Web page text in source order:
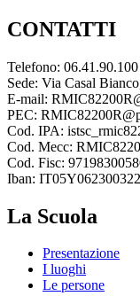
CONTATTI
Telefono: 06.41.90.100
Sede: Via Casal
E-mail:
PEC:
Cod. IPA:
Cod. Mecc:
Cod. Fisc:
Iban:
La Scuola
Presentazione
I luoghi
Le persone